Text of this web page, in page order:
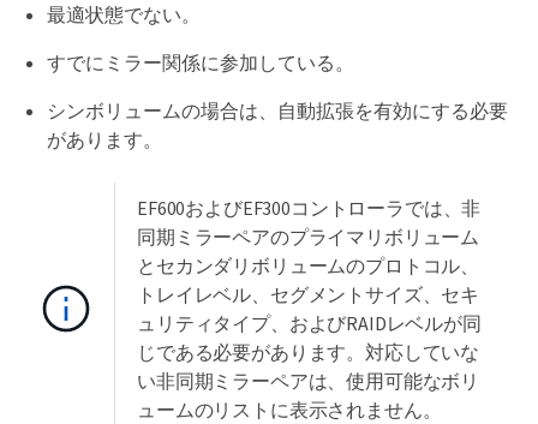
最適状態でない。
すでにミラー関係に参加している。
シンボリュームの場合は、自動拡張を有効にする必要
があります。
EF600およびEF300コントローラでは、非
同期ミラーペアのプライマリボリューム
とセカンダリボリュームのプロトコル、
トレイレベル、セグメントサイズ、セキ
ュリティタイプ、およびRAIDレベルが同
じである必要があります。対応していな
い非同期ミラーペアは、使用可能なボリ
ュームのリストに表示されません。